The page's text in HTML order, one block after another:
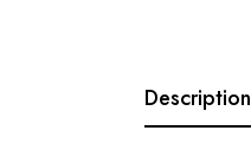
Description